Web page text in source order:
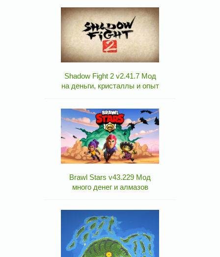
Shadow Fight 2 v2.41.7 Мод
на деньги, кристаллы и опыт
Brawl Stars v43.229 Мод
много денег и алмазов